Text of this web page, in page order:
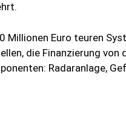
Millionen Euro teuren
die Finanzierung von
Radaranlage,